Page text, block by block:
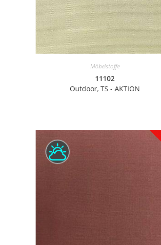
Möbelstoffe
11102
Outdoor, TS - AKTION